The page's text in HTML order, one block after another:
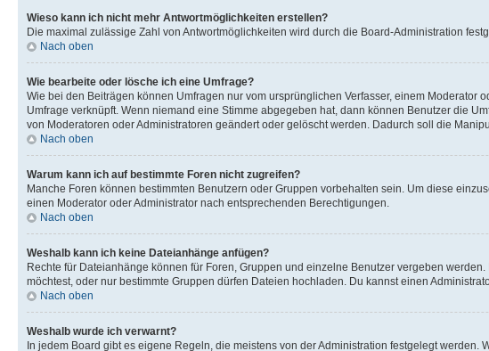
Wieso kann ich nicht mehr Antwortmöglichkeiten erstellen?
Die maximal zulässige Zahl von Antwortmöglichkeiten wird durch die Board-Administration
Nach oben
Wie bearbeite oder lösche ich eine Umfrage?
Wie bei den Beiträgen können Umfragen nur vom ursprünglichen Verfasser, einem
Umfrage verknüpft. Wenn niemand eine Stimme abgegeben hat, dann können Benutzer die
von Moderatoren oder Administratoren geändert oder gelöscht werden. Dadurch soll die
Nach oben
Warum kann ich auf bestimmte Foren nicht zugreifen?
Manche Foren können bestimmten Benutzern oder Gruppen vorbehalten sein. Um diese
einen Moderator oder Administrator nach entsprechenden Berechtigungen.
Nach oben
Weshalb kann ich keine Dateianhänge anfügen?
Rechte für Dateianhänge können für Foren, Gruppen und einzelne Benutzer vergeben
möchtest, oder nur bestimmte Gruppen dürfen Dateien hochladen. Du kannst einen
Nach oben
Weshalb wurde ich verwarnt?
In jedem Board gibt es eigene Regeln, die meistens von der Administration festgelegt